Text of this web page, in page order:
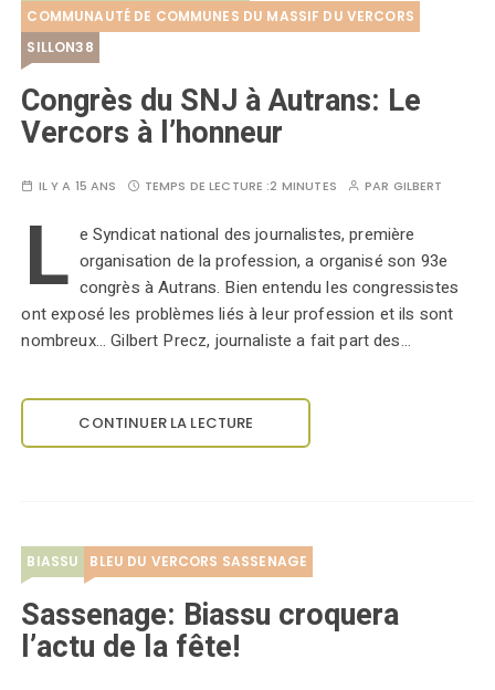
COMMUNAUTÉ DE COMMUNES DU MASSIF DU VERCORS
SILLON38
Congrès du SNJ à Autrans: Le
Vercors à l’honneur
IL Y A 15 ANS TEMPS DE LECTURE :2 MINUTES PAR GILBERT
L e Syndicat national des journalistes, première
organisation de la profession, a organisé son 93e
congrès à Autrans. Bien entendu les congressistes
ont exposé les problèmes liés à leur profession et ils sont
nombreux... Gilbert Precz, journaliste a fait part des…
CONTINUER LA LECTURE
BIASSU BLEU DU VERCORS SASSENAGE
Sassenage: Biassu croquera
l’actu de la fête!